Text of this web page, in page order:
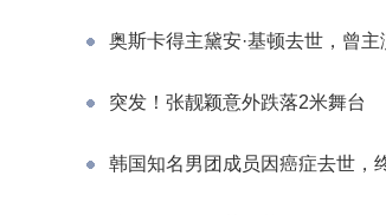
奥斯卡得主黛安·基顿去世，曾主
突发！张靓颖意外跌落2米舞台
韩国知名男团成员因癌症去世，